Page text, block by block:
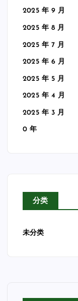
2025 年 9 月
2025 年 8 月
2025 年 7 月
2025 年 6 月
2025 年 5 月
2025 年 4 月
2025 年 3 月
0 年
分类
未分类